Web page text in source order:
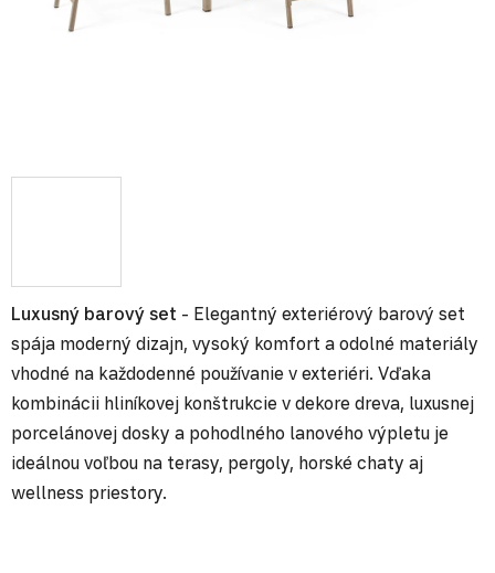
Luxusný barový set - Elegantný exteriérový barový set
spája moderný dizajn, vysoký komfort a odolné materiály
vhodné na každodenné používanie v exteriéri. Vďaka
kombinácii hliníkovej konštrukcie v dekore dreva, luxusnej
porcelánovej dosky a pohodlného lanového výpletu je
ideálnou voľbou na terasy, pergoly, horské chaty aj
wellness priestory.